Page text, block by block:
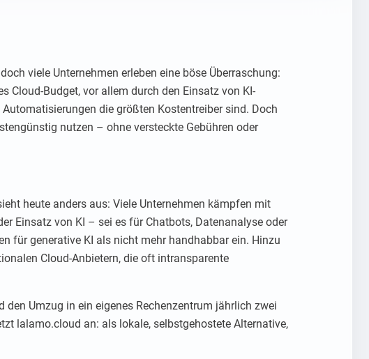
viele Unternehmen erleben eine böse Überraschung:
Cloud-Budget, vor allem durch den Einsatz von KI-
die größten Kostentreiber sind. Doch
nutzen – ohne versteckte Gebühren oder
heute anders aus: Viele Unternehmen kämpfen mit
Einsatz von KI – sei es für Chatbots, Datenanalyse oder
für generative KI als nicht mehr handhabbar ein. Hinzu
Cloud-Anbietern, die oft intransparente
Umzug in ein eigenes Rechenzentrum jährlich zwei
lalamo.cloud an: als lokale, selbstgehostete Alternative,